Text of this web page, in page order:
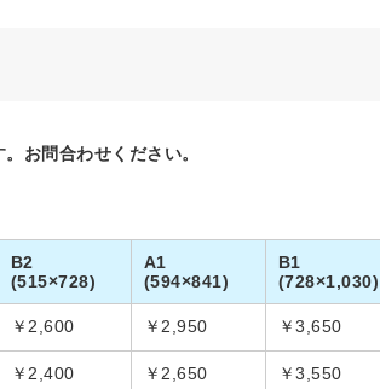
お問合わせください。
B2
(515×728)
A1
(594×841)
B1
(728×1,030)
￥2,600 ￥2,950 ￥3,650
￥2,400 ￥2,650 ￥3,550